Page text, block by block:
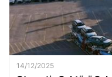
14/12/2025